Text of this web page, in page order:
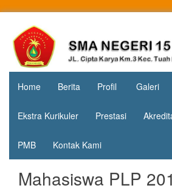
contentSMA
Negeri 15
Pekanbaru
Jl. Cipta
Karya
KM.3, Kec.
Tuah
Madani,
Home Berita Profil Galeri
Ekstra Kurikuler Prestasi
PMB Kontak Kami
Mahasiswa PLP